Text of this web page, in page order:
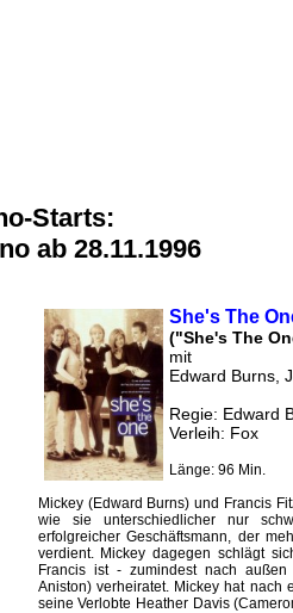
Starts:
ab 28.11.1996
She's The
("She's The
mit
Edward Burns,
Regie: Edward
Verleih: Fox
Länge: 96 Min.
Mickey (Edward Burns) und Francis
wie sie unterschiedlicher nur
erfolgreicher Geschäftsmann, der
verdient. Mickey dagegen schlägt
Francis ist - zumindest nach
Aniston) verheiratet. Mickey hat nach
seine Verlobte Heather Davis